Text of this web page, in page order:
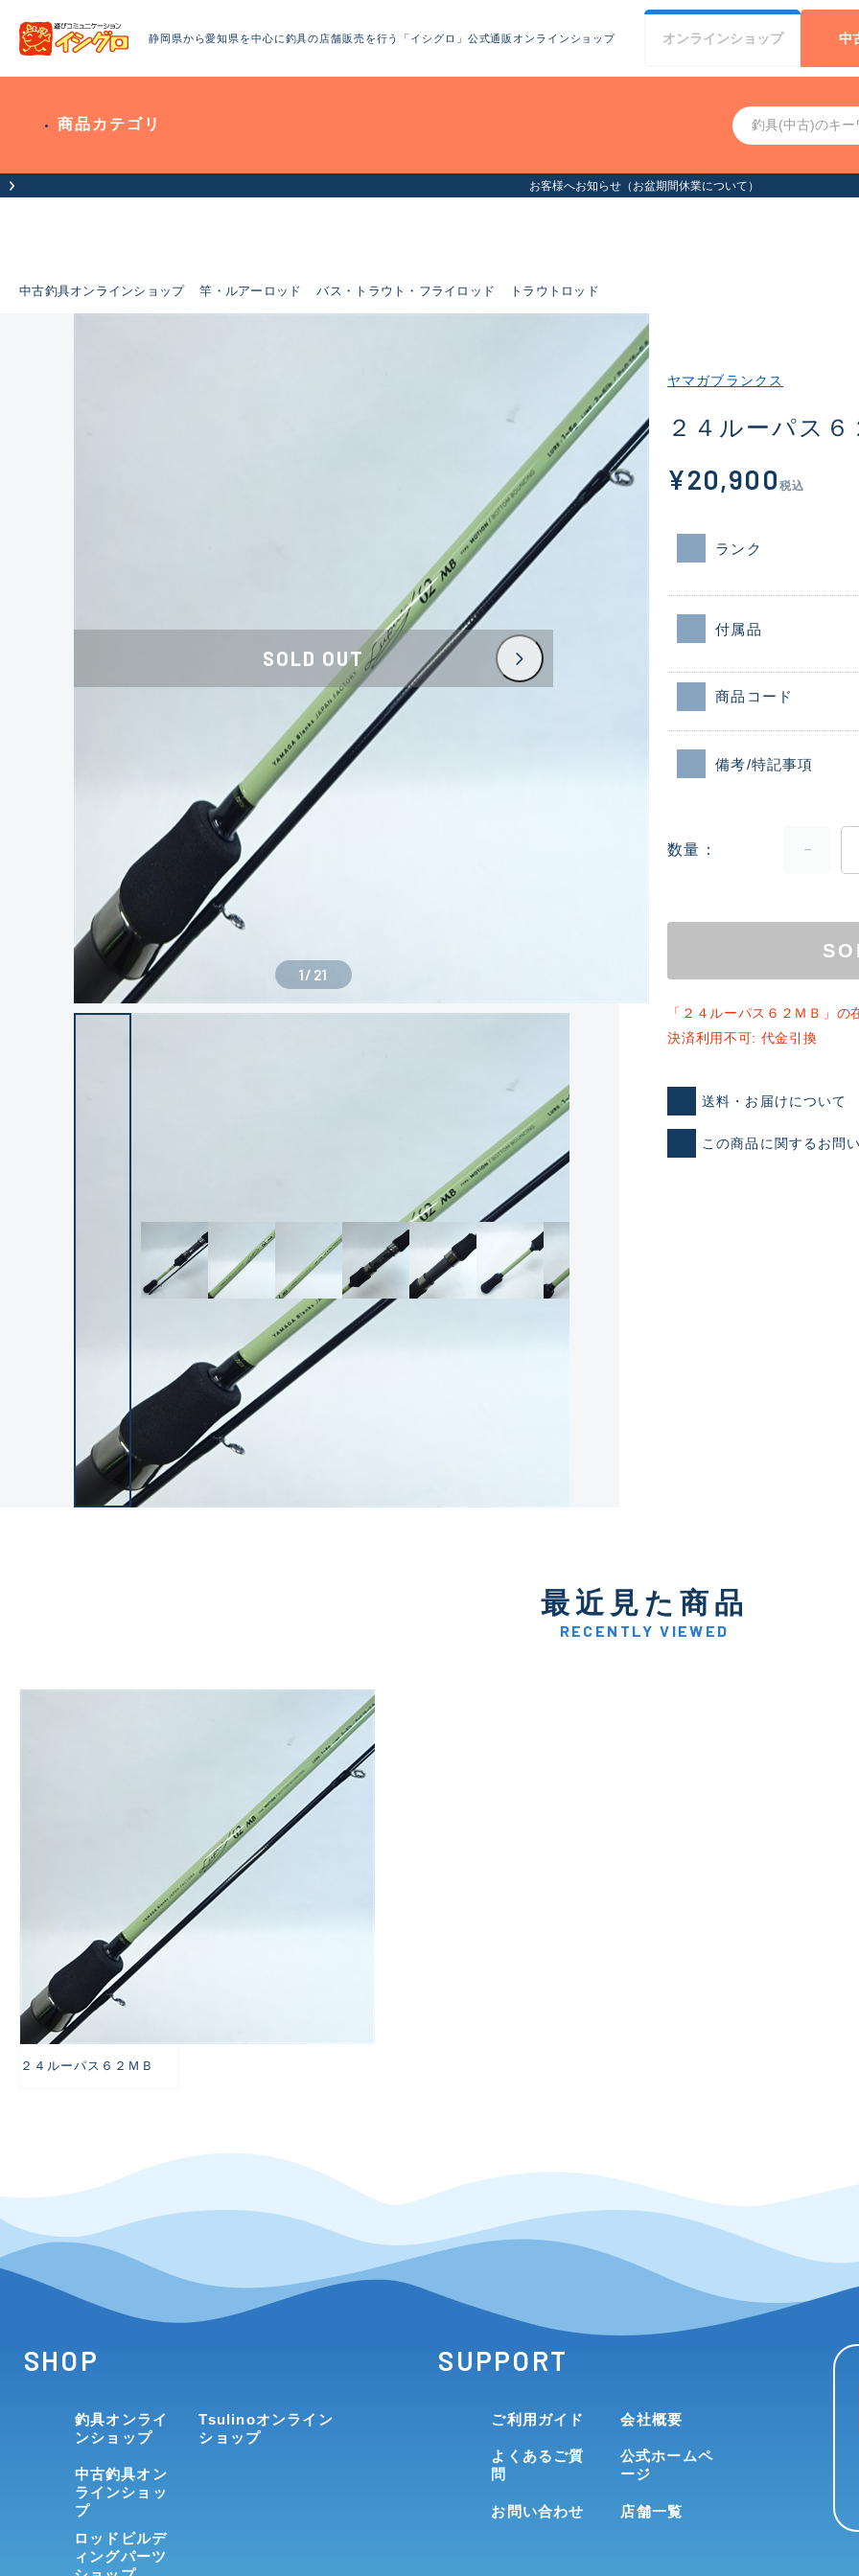
静岡県から愛知県を中心に釣具の店舗販売を行う「イシグロ」公式通販オンラインショップ オンラインショップ 中
商品カテゴリ
中古釣具オンラインショップ 竿・ルアーロッド バス・トラウト・フライロッド トラウトロッド
悪
新古品（メーカー問屋から
C-
い品
SOLD OUT
1/ 21
ヤマガブランクス
２４ルーパス６
¥20,900 税込
ランク
付属品
商品コード
備考/特記事項
数量
「２４ルーパス６２ＭＢ」の
決済利用不可: 代金引換
送料・お届けについて
この商品に関するお問
最近見た商品
RECENTLY VIEWED
２４ルーパス６２ＭＢ
SHOP
釣具オンライ
ンショップ
中古釣具オン
ラインショッ
プ
ロッドビルデ
ィングパーツ
Tsulinoオンライン
ショップ
SUPPORT
ご利用ガイド
よくあるご質
問
お問い合わせ
会社概要
公式ホームペ
ージ
店舗一覧